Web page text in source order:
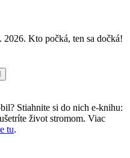
Kto počká, ten sa dočká!
Stiahnite si do nich e-knihu:
život stromom. Viac
tu.